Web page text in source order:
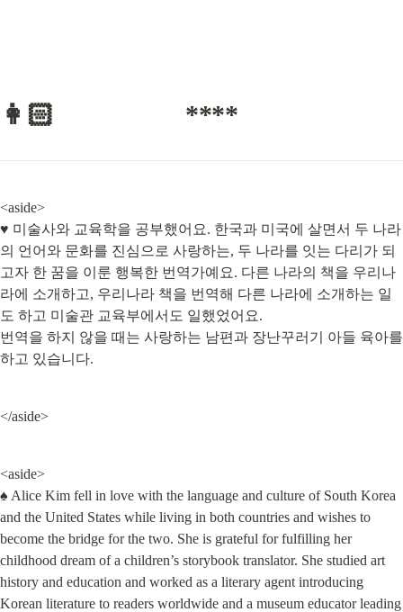
👩🏻                   ****
<aside>
♥️ 미술사와 교육학을 공부했어요. 한국과 미국에 살면서 두 나라
의 언어와 문화를 진심으로 사랑하는, 두 나라를 잇는 다리가 되
고자 한 꿈을 이룬 행복한 번역가예요. 다른 나라의 책을 우리나
라에 소개하고, 우리나라 책을 번역해 다른 나라에 소개하는 일
도 하고 미술관 교육부에서도 일했었어요.
번역을 하지 않을 때는 사랑하는 남편과 장난꾸러기 아들 육아를
하고 있습니다.
</aside>
<aside>
♠️ Alice Kim fell in love with the language and culture of South Korea
and the United States while living in both countries and wishes to
become the bridge for the two. She is grateful for fulfilling her
childhood dream of a children’s storybook translator. She studied art
history and education and worked as a literary agent introducing
Korean literature to readers worldwide and a museum educator leading